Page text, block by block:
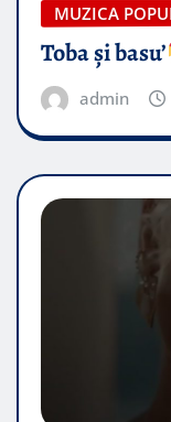
MUZICA
Toba și basu’
admin